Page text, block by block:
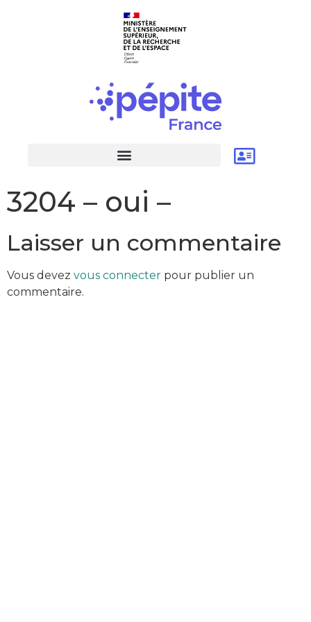
3204 – oui –
Laisser un commentaire
Vous devez vous connecter pour publier un
commentaire.